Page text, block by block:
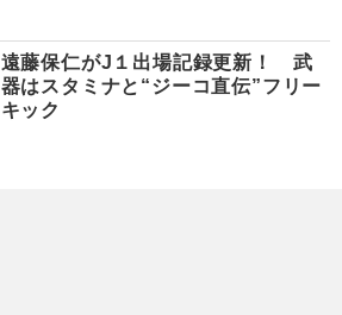
遠藤保仁がJ１出場記録更新！ 武
器はスタミナと“ジーコ直伝”フリー
キック